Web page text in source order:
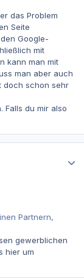
das Problem
Seite
Google-
mit
kann man mit
man aber auch
doch schon sehr
Falls du mir also
Partnern,
gewerblichen
hier um